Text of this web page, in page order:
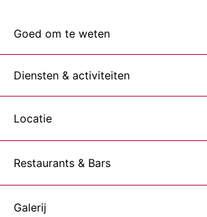
Goed om te weten
Diensten & activiteiten
Locatie
Restaurants & Bars
Galerij